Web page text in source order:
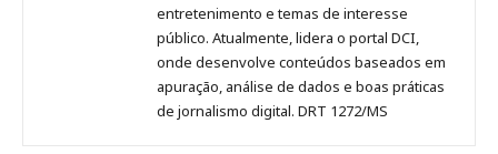
entretenimento e temas de interesse
público. Atualmente, lidera o portal DCI,
onde desenvolve conteúdos baseados em
apuração, análise de dados e boas práticas
de jornalismo digital. DRT 1272/MS